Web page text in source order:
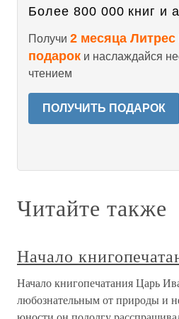
Более 800 000 книг и
Получи 2 месяца
подарок и наслаждайся
чтением
ПОЛУЧИТЬ ПОДАРОК
Читайте также
Начало
Начало книгопечатания Царь
любознательным от природы и